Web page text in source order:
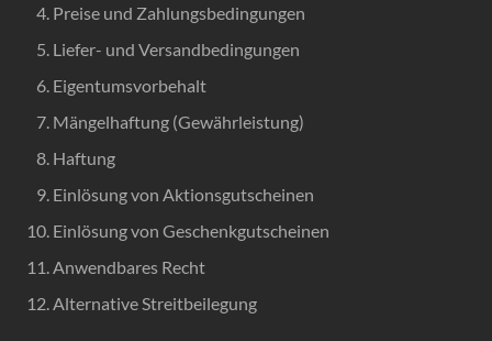
verbindet.
Mode,
Genuss
Herz
und
Preise und Zahlungsbedingungen
Liefer- und Versandbedingungen
Eigentumsvorbehalt
Mängelhaftung (Gewährleistung)
Haftung
Einlösung von Aktionsgutscheinen
Einlösung von Geschenkgutscheinen
Anwendbares Recht
Alternative Streitbeilegung